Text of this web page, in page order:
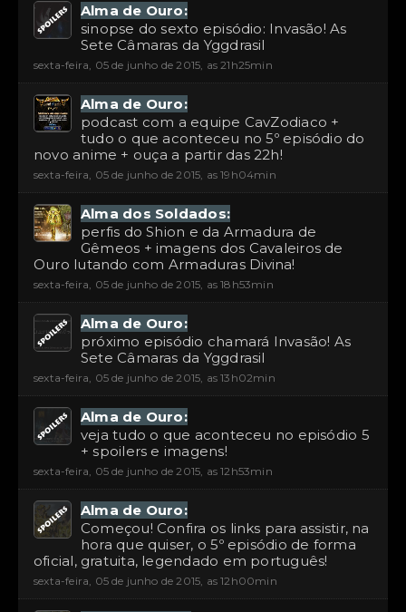
Alma de Ouro:
sinopse do sexto episódio: Invasão! As
Sete Câmaras da Yggdrasil
sexta-feira, 05 de junho de 2015, as 21h25min
Alma de Ouro:
podcast com a equipe CavZodiaco +
tudo o que aconteceu no 5º episódio do
novo anime + ouça a partir das 22h!
sexta-feira, 05 de junho de 2015, as 19h04min
Alma dos Soldados:
perfis do Shion e da Armadura de
Gêmeos + imagens dos Cavaleiros de
Ouro lutando com Armaduras Divina!
sexta-feira, 05 de junho de 2015, as 18h53min
Alma de Ouro:
próximo episódio chamará Invasão! As
Sete Câmaras da Yggdrasil
sexta-feira, 05 de junho de 2015, as 13h02min
Alma de Ouro:
veja tudo o que aconteceu no episódio 5
+ spoilers e imagens!
sexta-feira, 05 de junho de 2015, as 12h53min
Alma de Ouro:
Começou! Confira os links para assistir, na
hora que quiser, o 5º episódio de forma
oficial, gratuita, legendado em português!
sexta-feira, 05 de junho de 2015, as 12h00min